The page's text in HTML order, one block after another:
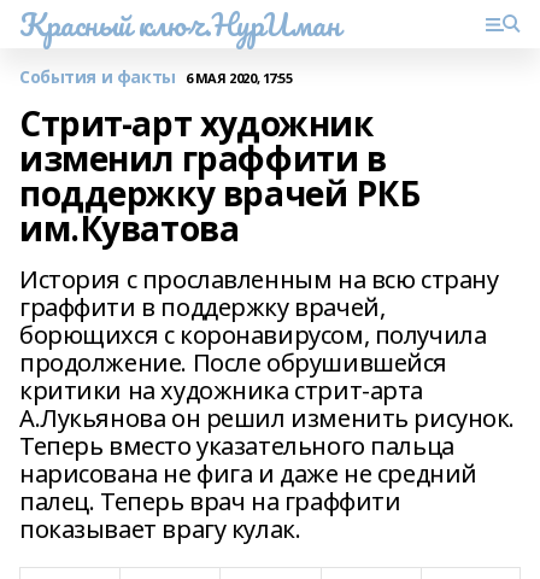
Красный ключ.НурИман
События и факты 6 МАЯ 2020, 17:55
Стрит-арт художник
изменил граффити в
поддержку врачей РКБ
им.Куватова
История с прославленным на всю страну
граффити в поддержку врачей,
борющихся с коронавирусом, получила
продолжение. После обрушившейся
критики на художника стрит-арта
А.Лукьянова он решил изменить рисунок.
Теперь вместо указательного пальца
нарисована не фига и даже не средний
палец. Теперь врач на граффити
показывает врагу кулак.